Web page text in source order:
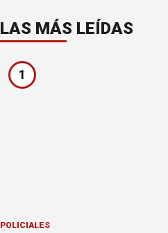
LAS MÁS LEÍDAS
1
POLICIALES